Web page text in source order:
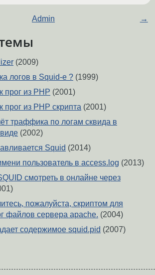
Admin →
(2009)
логов в Squid-e ? (1999)
прог из PHP (2001)
прог из PHP скрипта (2001)
траффика по логам сквида в
(2002)
Squid (2014)
пользователь в access.log (2013)
смотреть в онлайне через
пожалуйста, скриптом для
файлов сервера apache. (2004)
содержимое squid.pid (2007)